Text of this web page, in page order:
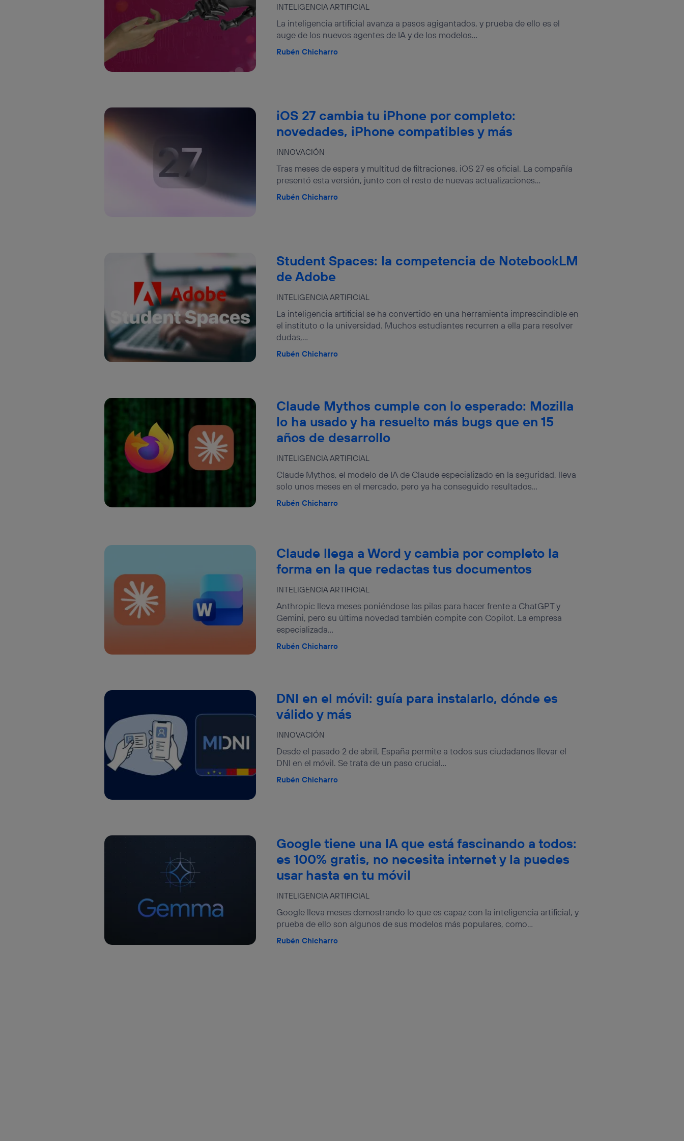
INTELIGENCIA ARTIFICIAL
La inteligencia artificial avanza a pasos agigantados, y prueba de ello es el
auge de los nuevos agentes de IA y de los modelos...
Rubén Chicharro
INNOVACIÓN
iOS 27 cambia tu iPhone por completo:
novedades, iPhone compatibles y más
Tras meses de espera y multitud de filtraciones, iOS 27 es oficial. La compañía
presentó esta versión, junto con el resto de nuevas actualizaciones...
Rubén Chicharro
INTELIGENCIA ARTIFICIAL
Student Spaces: la competencia de NotebookLM
de Adobe
La inteligencia artificial se ha convertido en una herramienta imprescindible en
el instituto o la universidad. Muchos estudiantes recurren a ella para resolver
dudas,...
Rubén Chicharro
INTELIGENCIA ARTIFICIAL
Claude Mythos cumple con lo esperado: Mozilla
lo ha usado y ha resuelto más bugs que en 15
años de desarrollo
Claude Mythos, el modelo de IA de Claude especializado en la seguridad, lleva
solo unos meses en el mercado, pero ya ha conseguido resultados...
Rubén Chicharro
INTELIGENCIA ARTIFICIAL
Claude llega a Word y cambia por completo la
forma en la que redactas tus documentos
Anthropic lleva meses poniéndose las pilas para hacer frente a ChatGPT y
Gemini, pero su última novedad también compite con Copilot. La empresa
especializada...
Rubén Chicharro
INNOVACIÓN
DNI en el móvil: guía para instalarlo, dónde es
válido y más
Desde el pasado 2 de abril, España permite a todos sus ciudadanos llevar el
DNI en el móvil. Se trata de un paso crucial...
Rubén Chicharro
INTELIGENCIA ARTIFICIAL
Google tiene una IA que está fascinando a todos:
es 100% gratis, no necesita internet y la puedes
usar hasta en tu móvil
Google lleva meses demostrando lo que es capaz con la inteligencia artificial, y
prueba de ello son algunos de sus modelos más populares, como...
Rubén Chicharro